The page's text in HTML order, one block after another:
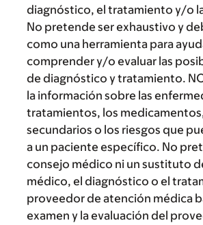
diagnóstico, el tratamiento y/o
No pretende ser exhaustivo y
como una herramienta para
comprender y/o evaluar las
de diagnóstico y tratamiento.
la información sobre las
tratamientos, los
secundarios o los riesgos que
a un paciente específico. No
consejo médico ni un sustituto
médico, el diagnóstico o el
proveedor de atención médica
examen y la evaluación del